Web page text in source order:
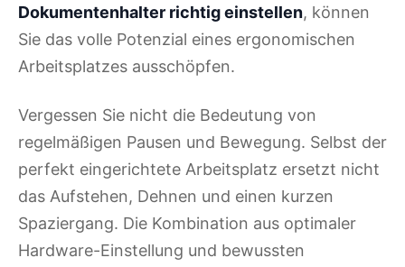
Dokumentenhalter richtig einstellen, können
Sie das volle Potenzial eines ergonomischen
Arbeitsplatzes ausschöpfen.
Vergessen Sie nicht die Bedeutung von
regelmäßigen Pausen und Bewegung. Selbst der
perfekt eingerichtete Arbeitsplatz ersetzt nicht
das Aufstehen, Dehnen und einen kurzen
Spaziergang. Die Kombination aus optimaler
Hardware-Einstellung und bewussten